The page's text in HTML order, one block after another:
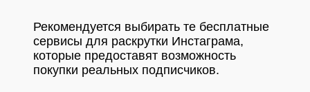
Рекомендуется выбирать те бесплатные
сервисы для раскрутки Инстаграма,
которые предоставят возможность
покупки реальных подписчиков.